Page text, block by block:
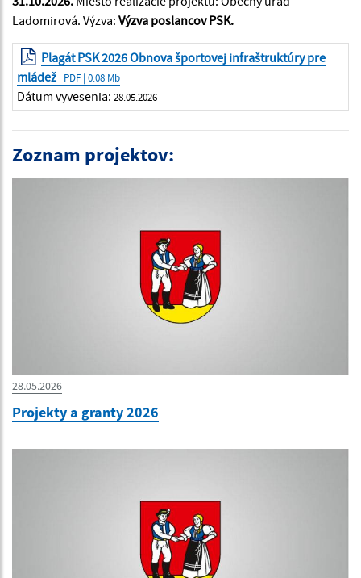
Ladomirová. Výzva: Výzva poslancov PSK.
Plagát PSK 2026 Obnova športovej infraštruktúry pre
mládež | PDF | 0.08 Mb
Dátum vyvesenia: 28.05.2026
Zoznam projektov:
28.05.2026
Projekty a granty 2026